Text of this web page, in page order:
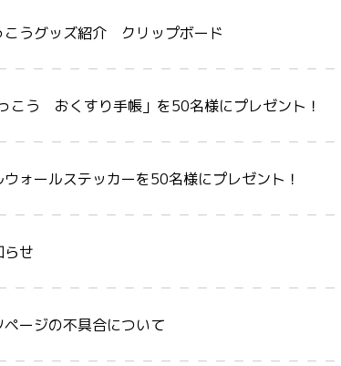
こうグッズ紹介 クリップボード
こう おくすり手帳」を50名様にプレゼント！
ウォールステッカーを50名様にプレゼント！
らせ
ページの不具合について